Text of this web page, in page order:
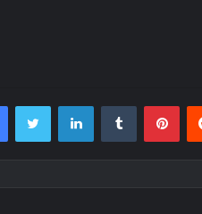
FacebookTwitter LinkedInTumblr